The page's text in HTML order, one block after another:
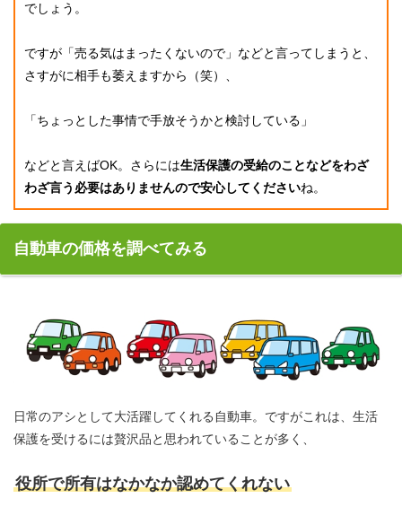
でしょう。
ですが「売る気はまったくないので」などと言ってしまうと、
さすがに相手も萎えますから（笑）、
「ちょっとした事情で手放そうかと検討している」
などと言えばOK。さらには生活保護の受給のことなどをわざ
わざ言う必要はありませんので安心してくださいね。
自動車の価格を調べてみる
日常のアシとして大活躍してくれる自動車。ですがこれは、生活
保護を受けるには贅沢品と思われていることが多く、
役所で所有はなかなか認めてくれない